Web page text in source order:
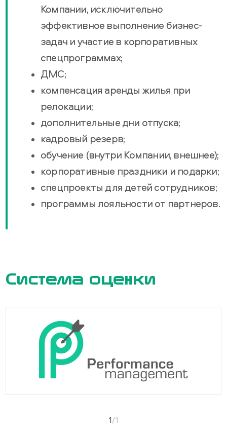
Компании, исключительно
эффективное выполнение бизнес-
задач и участие в корпоративных
спецпрограммах;
ДМС;
компенсация аренды жилья при
релокации;
дополнительные дни отпуска;
кадровый резерв;
обучение (внутри Компании, внешнее);
корпоративные праздники и подарки;
спецпроекты для детей сотрудников;
программы лояльности от партнеров.
Система оценки
1/1